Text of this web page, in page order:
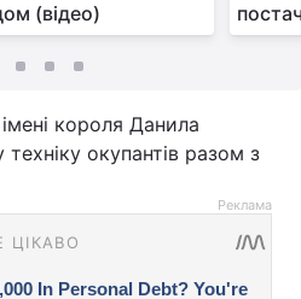
(відео)
короля Данила
техніку окупантів разом з
Реклама